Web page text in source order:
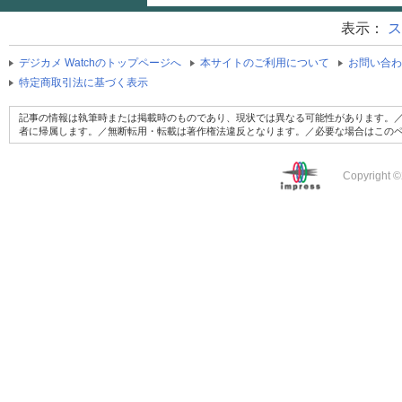
表示：
デジカメ Watchのトップページへ 本サイトのご利用について
お問い合
特定商取引法に基づく表示
記事の情報は執筆時または掲載時のものであり、現状では異なる可能性があります
者に帰属します。／無断転用・転載は著作権法違反となります。／必要な場合はこ
Copyright